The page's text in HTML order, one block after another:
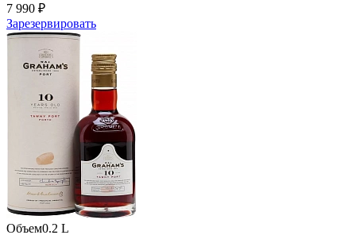
7 990 ₽
Зарезервировать
Объем0.2 L